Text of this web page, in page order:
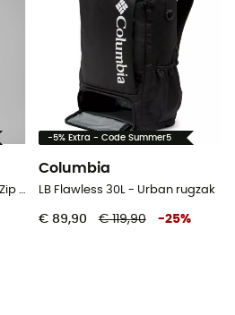
Jasper Ridge Pebbled Full Zip Fleece - Fleecevest - Heren
-5% Extra - Code Summer5
Columbia
LB Flawless 30L - Urban rugzak
€ 89,90 € 119,90 -25%